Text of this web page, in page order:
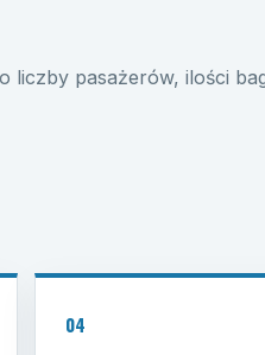
liczby pasażerów, ilości
04